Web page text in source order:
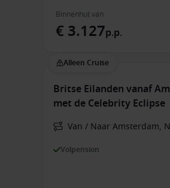
Binnenhut van
€ 3.127p.p.
Alleen Cruise
Britse Eilanden vanaf
met de Celebrity Eclipse
Van / Naar Amsterdam,
Volpension